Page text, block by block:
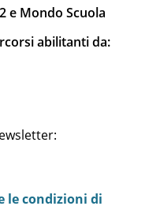
e Mondo Scuola
abilitanti da:
le condizioni di